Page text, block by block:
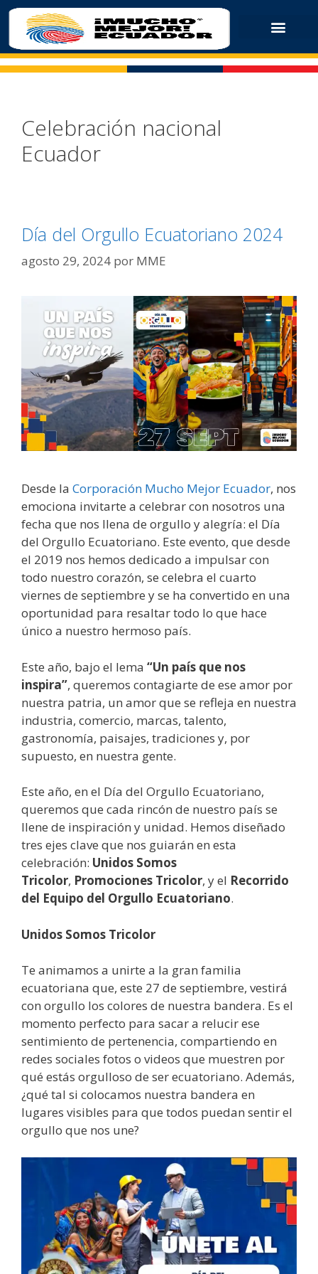
Celebración nacional
Ecuador
Día del Orgullo Ecuatoriano 2024
agosto 29, 2024 por MME
Desde la Corporación Mucho Mejor Ecuador, nos
emociona invitarte a celebrar con nosotros una
fecha que nos llena de orgullo y alegría: el Día
del Orgullo Ecuatoriano. Este evento, que desde
el 2019 nos hemos dedicado a impulsar con
todo nuestro corazón, se celebra el cuarto
viernes de septiembre y se ha convertido en una
oportunidad para resaltar todo lo que hace
único a nuestro hermoso país.
Este año, bajo el lema “Un país que nos
inspira”, queremos contagiarte de ese amor por
nuestra patria, un amor que se refleja en nuestra
industria, comercio, marcas, talento,
gastronomía, paisajes, tradiciones y, por
supuesto, en nuestra gente.
Este año, en el Día del Orgullo Ecuatoriano,
queremos que cada rincón de nuestro país se
llene de inspiración y unidad. Hemos diseñado
tres ejes clave que nos guiarán en esta
celebración: Unidos Somos
Tricolor, Promociones Tricolor, y el Recorrido
del Equipo del Orgullo Ecuatoriano.
Unidos Somos Tricolor
Te animamos a unirte a la gran familia
ecuatoriana que, este 27 de septiembre, vestirá
con orgullo los colores de nuestra bandera. Es el
momento perfecto para sacar a relucir ese
sentimiento de pertenencia, compartiendo en
redes sociales fotos o videos que muestren por
qué estás orgulloso de ser ecuatoriano. Además,
¿qué tal si colocamos nuestra bandera en
lugares visibles para que todos puedan sentir el
orgullo que nos une?